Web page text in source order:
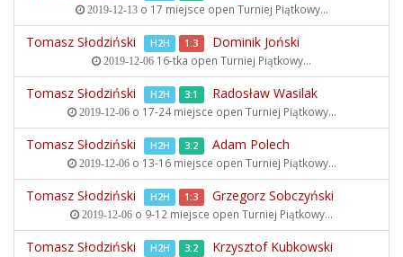
2019-12-13o 17 miejsce open Turniej Piątkowy...
Tomasz Słodziński H2H 1:3 Dominik Joński
2019-12-06 16-tka open Turniej Piątkowy...
Tomasz Słodziński H2H 3:1 Radosław Wasilak
2019-12-06o 17-24 miejsce open Turniej Piątkowy...
Tomasz Słodziński H2H 3:2 Adam Polech
2019-12-06o 13-16 miejsce open Turniej Piątkowy...
Tomasz Słodziński H2H 1:3 Grzegorz Sobczyński
2019-12-06 o 9-12 miejsce open Turniej Piątkowy...
Tomasz Słodziński H2H 3:2 Krzysztof Kubkowski